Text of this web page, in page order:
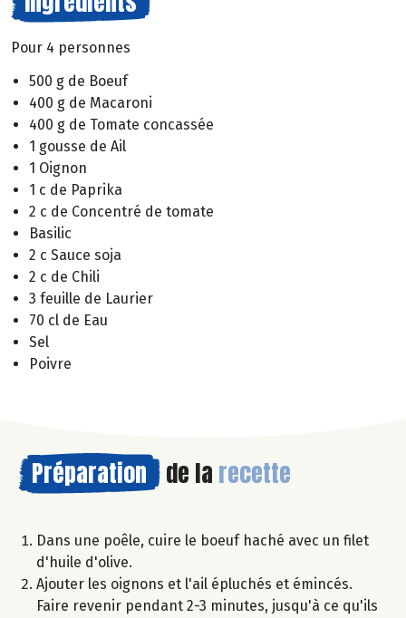
Pour 4 personnes
500 g de Boeuf
400 g de Macaroni
400 g de Tomate concassée
1 gousse de Ail
1 Oignon
1 c de Paprika
2 c de Concentré de tomate
Basilic
2 c Sauce soja
2 c de Chili
3 feuille de Laurier
70 cl de Eau
Sel
Poivre
Préparation de la recette
Dans une poêle, cuire le boeuf haché avec un filet
d'huile d'olive.
Ajouter les oignons et l'ail épluchés et émincés.
Faire revenir pendant 2-3 minutes, jusqu'à ce qu'ils